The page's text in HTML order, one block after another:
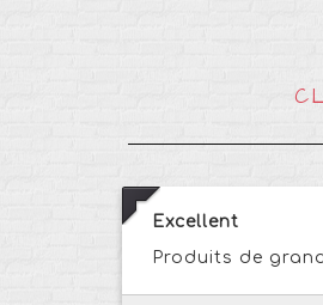
Excellent
Produits de